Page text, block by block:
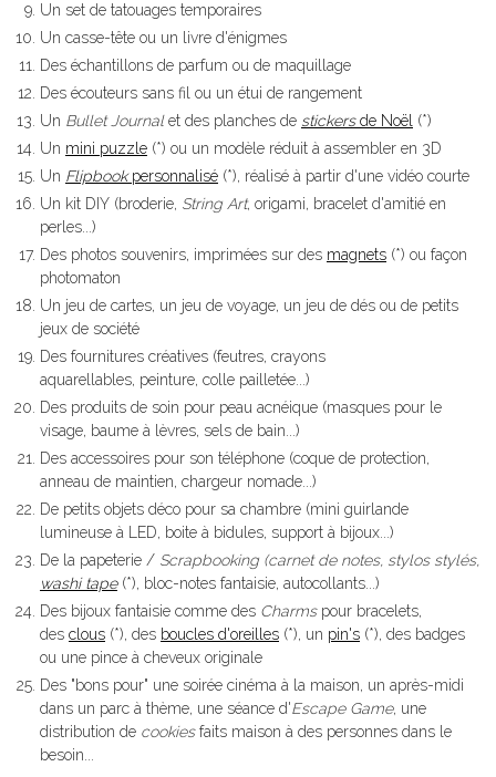
Un set de tatouages temporaires
Un casse-tête ou un livre d'énigmes
Des échantillons de parfum ou de maquillage
Des écouteurs sans fil ou un étui de rangement
Un Bullet Journalet des planches de stickersde Noël (*)
Un mini puzzle (*) ou un modèle réduit à assembler en 3D
Un Flipbookpersonnalisé (*), réalisé à partir d'une vidéo courte
Un kit DIY (broderie, String Art, origami, bracelet d'amitié en
perles...)
Des photos souvenirs, imprimées sur des magnets (*) ou façon
photomaton
Un jeu de cartes, un jeu de voyage, un jeu de dés ou de petits
jeux de société
Des fournitures créatives (feutres, crayons
aquarellables, peinture, colle pailletée...)
Des produits de soin pour peau acnéique (masques pour le
visage, baume à lèvres, sels de bain...)
Des accessoires pour son téléphone (coque de protection,
anneau de maintien, chargeur nomade...)
De petits objets déco pour sa chambre (mini guirlande
lumineuse à LED, boite à bidules, support à bijoux...)
De la papeterie / Scrapbooking (carnet de notes, stylos stylés,
washi tape(*), bloc-notes fantaisie, autocollants...)
Des bijoux fantaisie comme des Charmspour bracelets,
des clous (*), des boucles d'oreilles (*), un pin's (*), des badges
ou une pince à cheveux originale
Des "bons pour" une soirée cinéma à la maison, un après-midi
dans un parc à thème, une séance d'Escape Game, une
distribution de cookiesfaits maison à des personnes dans le
besoin...